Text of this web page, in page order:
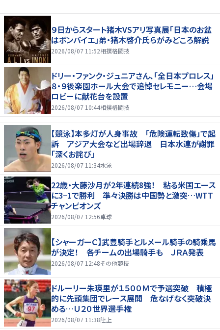
９日からスタート猪木VSアリ写真展「日本のお盆
はボンバイエ」弟・猪木啓介氏らがみどころ解説
2026/08/07 11:52相撲格闘技
ドリー・ファンク・ジュニアさん、「全日本プロレス」
８・９後楽園ホール大会で追悼セレモニー…会場
ロビーに献花台を設置
2026/08/07 10:44相撲格闘技
【競泳】本多灯が人身事故 「危険運転致傷」で起
訴 アジア大会など出場辞退 日本水連が謝罪
「深くお詫び」
2026/08/07 11:34水泳
22歳・大藤沙月が2年連続8強！ 粘る米国エース
に3−1で勝利 準々決勝は中国勢と激突…WTT
チャンピオンズ
2026/08/07 12:56卓球
【シャーガーＣ】武豊騎手とルメール騎手の騎乗馬
が決定！ 各チームの出場騎手も ＪＲＡ発表
2026/08/07 12:48その他競技
ドルーリー朱瑛里が１５００Ｍで予選突破 積極
的に先頭集団でレース展開 危なげなく突破決
める…Ｕ２０世界選手権
2026/08/07 11:38陸上